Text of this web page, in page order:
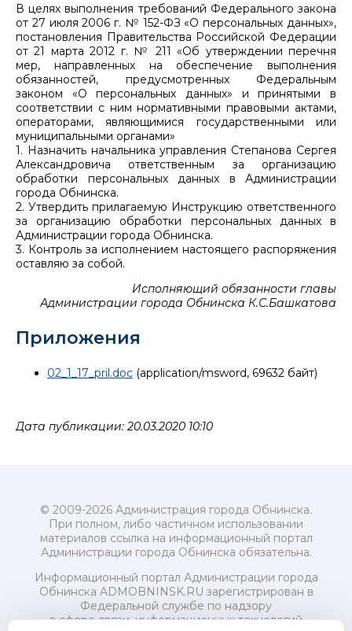
В целях выполнения требований Федерального закона
от 27 июля 2006 г. № 152-ФЗ «О персональных данных»,
постановления Правительства Российской Федерации
от 21 марта 2012 г. № 211 «Об утверждении перечня
мер, направленных на обеспечение выполнения
обязанностей, предусмотренных Федеральным
законом «О персональных данных» и принятыми в
соответствии с ним нормативными правовыми актами,
операторами, являющимися государственными или
муниципальными органами»
1. Назначить начальника управления Степанова Сергея
Александровича ответственным за организацию
обработки персональных данных в Администрации
города Обнинска.
2. Утвердить прилагаемую Инструкцию ответственного
за организацию обработки персональных данных в
Администрации города Обнинска.
3. Контроль за исполнением настоящего распоряжения
оставляю за собой.
Исполняющий обязанности главы
Администрации города Обнинска К.С.Башкатова
Приложения
02_1_17_pril.doc (application/msword, 69632 байт)
Дата публикации: 20.03.2020 10:10
© 2009-2026 Администрация города Обнинска.
При полном, либо частичном использовании
материалов ссылка на информационный портал
Администрации города Обнинска обязательна.
Информационный портал Администрации города
Обнинска ADMOBNINSK.RU зарегистрирован в
Федеральной службе по надзору
в сфере связи, информационных технологий